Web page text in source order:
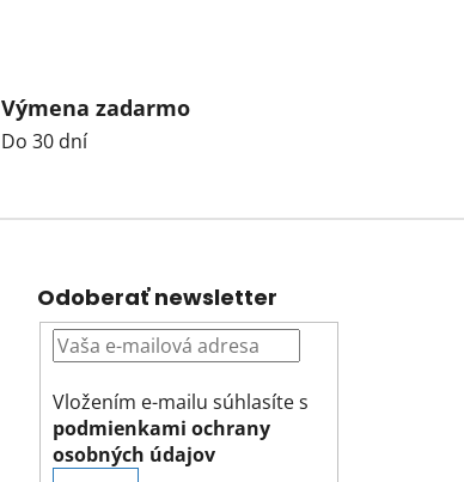
Výmena zadarmo
Do 30 dní
Odoberať newsletter
Vložením e-mailu súhlasíte s
podmienkami ochrany
osobných údajov